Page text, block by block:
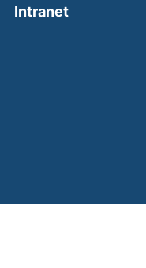
Intranet(external